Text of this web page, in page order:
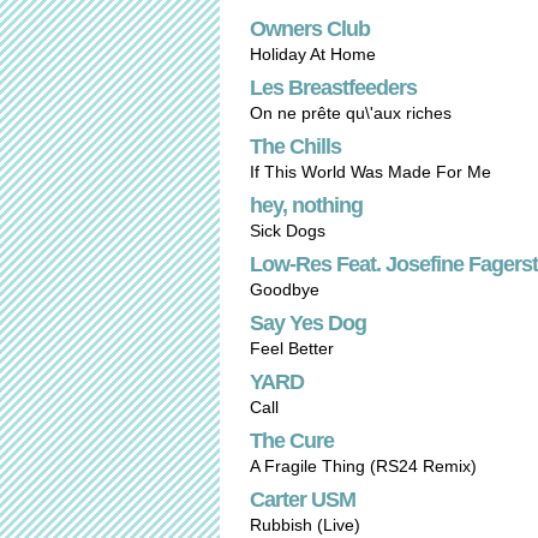
Owners Club
Holiday At Home
Les Breastfeeders
On ne prête qu\'aux riches
The Chills
If This World Was Made For Me
hey, nothing
Sick Dogs
Low-Res Feat. Josefine
Goodbye
Say Yes Dog
Feel Better
YARD
Call
The Cure
A Fragile Thing (RS24 Remix)
Carter USM
Rubbish (Live)